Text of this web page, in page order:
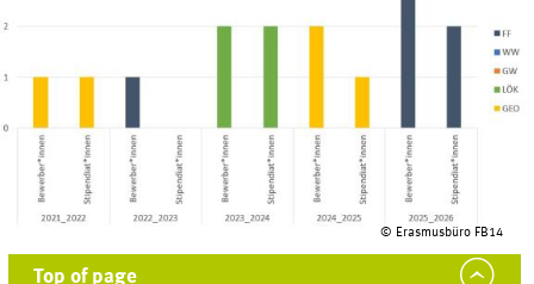
© Erasmusbüro FB14
Top of page